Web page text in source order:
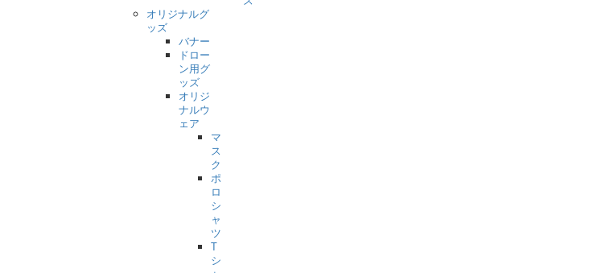
オリジナルグ
ッズ
バナー
ドロー
ン用グ
ッズ
オリジ
ナルウ
ェア
マ
ス
ク
ポ
ロ
シ
ャ
ツ
T
シ